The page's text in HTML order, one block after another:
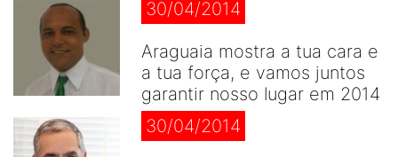
30/04/2014
Araguaia mostra a tua cara e
a tua força, e vamos juntos
garantir nosso lugar em 2014
30/04/2014